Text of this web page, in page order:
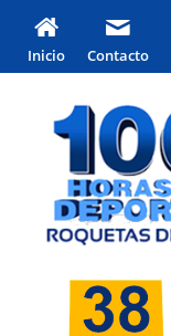
Inicio Contacto